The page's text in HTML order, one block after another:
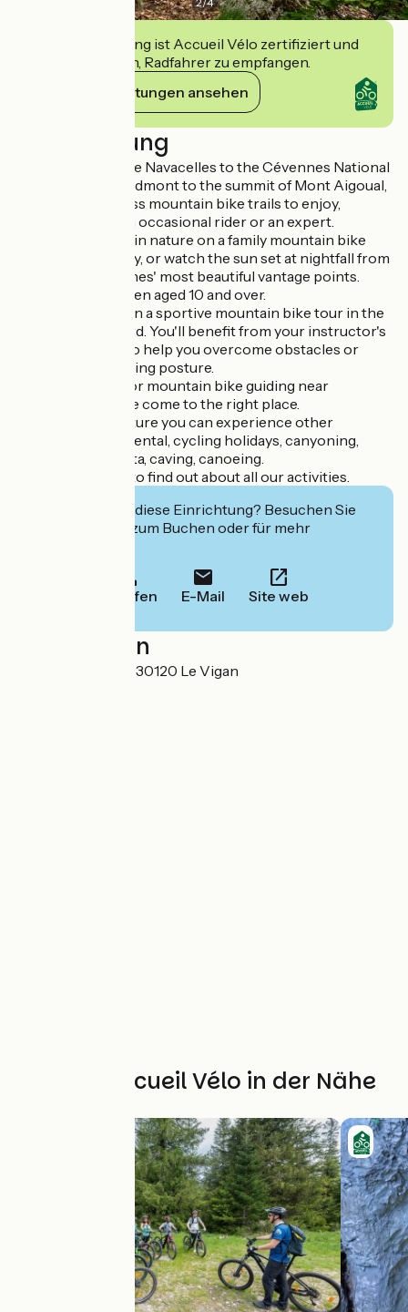
Diese Einrichtung ist Accueil Vélo zertifiziert und
verpflichtet sich, Radfahrer zu empfangen.
Ihre Verpflichtungen ansehen
Beschreibung
From the cirque de Navacelles to the Cévennes National
Park, from the Piedmont to the summit of Mont Aigoual,
there are countless mountain bike trails to enjoy,
whether you're an occasional rider or an expert.
Immerse yourself in nature on a family mountain bike
tour during the day, or watch the sun set at nightfall from
one of the Cévennes' most beautiful vantage points.
Suitable for children aged 10 and over.
Push your limits on a sportive mountain bike tour in the
Hérault or the Gard. You'll benefit from your instructor's
technical advice to help you overcome obstacles or
improve your cycling posture.
If you're looking for mountain bike guiding near
Montpellier, you've come to the right place.
With Cigale Aventure you can experience other
adventures: bike rental, cycling holidays, canyoning,
climbing, via ferrata, caving, canoeing.
Visit our website to find out about all our activities.
Interessiert Sie diese Einrichtung? Besuchen Sie
deren Website zum Buchen oder für mehr
Anrufen E-Mail Site web
Localisation
3, rue de l'horloge 30120 Le Vigan
Weitere Accueil Vélo in der Nähe